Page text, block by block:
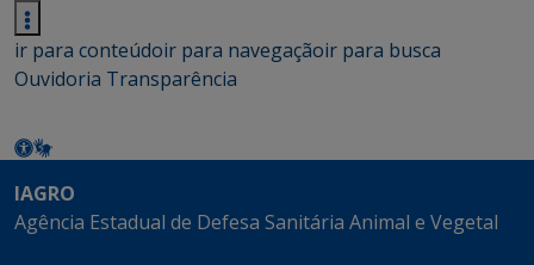
ir para conteúdoir para navegaçãoir para busca
Ouvidoria Transparência
IAGRO
Agência Estadual de Defesa Sanitária Animal e Vegetal